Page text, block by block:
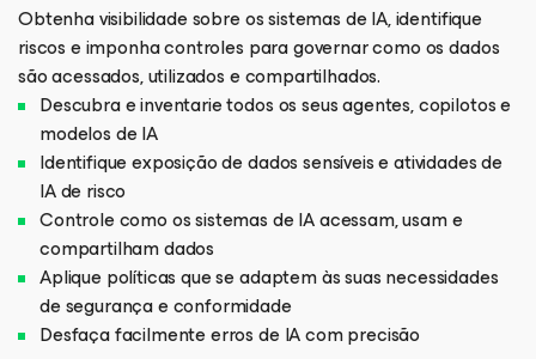
Obtenha visibilidade sobre os sistemas de IA, identifique
riscos e imponha controles para governar como os dados
são acessados, utilizados e compartilhados.
Descubra e inventarie todos os seus agentes, copilotos e
modelos de IA
Identifique exposição de dados sensíveis e atividades de
IA de risco
Controle como os sistemas de IA acessam, usam e
compartilham dados
Aplique políticas que se adaptem às suas necessidades
de segurança e conformidade
Desfaça facilmente erros de IA com precisão